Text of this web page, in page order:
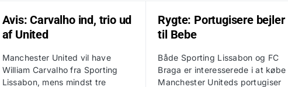
Avis: Carvalho ind, trio ud
af United
Manchester United vil have
William Carvalho fra Sporting
Lissabon, mens mindst tre
Rygte: Portugisere bejler
til Bebe
Både Sporting Lissabon og FC
Braga er interesserede i at købe
Manchester Uniteds portugiser